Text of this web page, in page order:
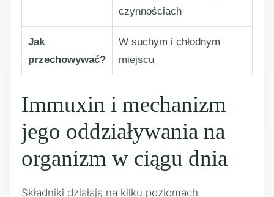
czynnościach
Jak
przechowywać?
W suchym i chłodnym
miejscu
Immuxin i mechanizm
jego oddziaływania na
organizm w ciągu dnia
Składniki działają na kilku poziomach